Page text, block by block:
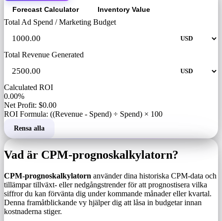
Forecast Calculator Inventory Value
Total Ad Spend / Marketing Budget
Total Revenue Generated
Calculated ROI
0.00%
Net Profit: $0.00
ROI Formula: ((Revenue - Spend) ÷ Spend) × 100
Rensa alla
Vad är CPM-prognoskalkylatorn?
CPM-prognoskalkylatorn använder dina historiska CPM-data och
tillämpar tillväxt- eller nedgångstrender för att prognostisera vilka
siffror du kan förvänta dig under kommande månader eller kvartal.
Denna framåtblickande vy hjälper dig att låsa in budgetar innan
kostnaderna stiger.